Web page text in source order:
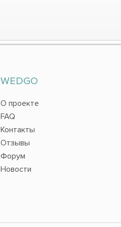
WEDGO
О проекте
FAQ
Контакты
Отзывы
Форум
Новости